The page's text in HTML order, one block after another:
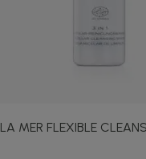
LA MER FLEXIBLE